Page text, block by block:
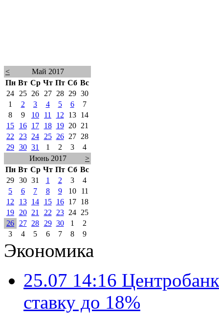
<
Май 2017
Пн Вт Ср Чт Пт Сб Вс
24
25 26 27 28 29 30
1
2 3 4 5 6
7
8
9 10 11 12 13
14
15
16 17 18 19 20
21
22
23 24 25 26 27
28
29 30 31 1 2 3
4
Июнь 2017
>
Пн Вт Ср Чт Пт Сб Вс
29 30 31 1 2 3
4
5
6 7 8 9 10
11
12
13 14 15 16 17
18
19
20 21 22 23 24
25
26
27 28 29 30 1
2
3
4 5 6 7 8 9
Экономика
25.07 14:16
ставку до 18%